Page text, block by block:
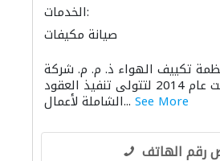
الخدمات:
صيانة مكيفات
تكييف الهواء ذ. م. م. شركة
سعودية تأسست عام 2014 لتتولى تنفيذ العقود
الشاملة لأعمال... See More
رقم الهاتف